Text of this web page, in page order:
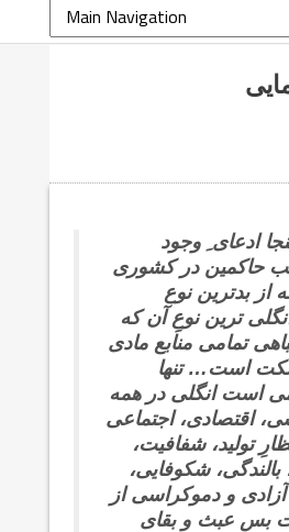
ادعای ِ وجود
حاکمین در کشوری
بدترین نوع
ترین نوعِ آن که
تمامی منابع مادی
است… تنها
است انگلی در همه
اقتصادی، اجتماعی
تولید، شفافیت،
شکوفایی،
و دموکراسی از
بس عبث و بقای